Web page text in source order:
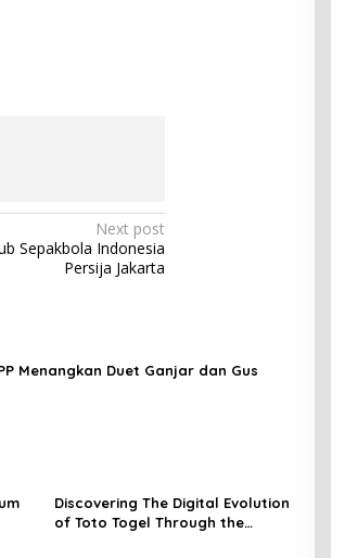
Next post
Sepakbola Indonesia
Persija Jakarta
Menangkan Duet Ganjar dan Gus
Discovering The Digital Evolution
of Toto Togel Through the